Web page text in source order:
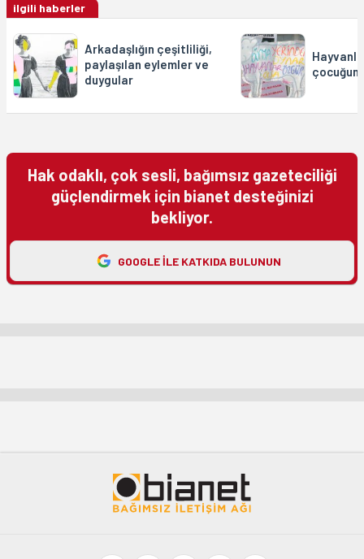
ilgili haberler
Arkadaşlığın çeşitliliği,
paylaşılan eylemler ve
duygular
Hak odaklı, çok sesli, bağımsız gazeteciliği
güçlendirmek için bianet desteğinizi
bekliyor.
GOOGLE ILE KATKIDA BULUNUN